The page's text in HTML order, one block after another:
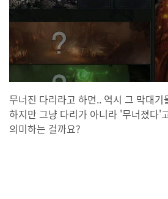
무너진 다리라고 하면.. 역시 그 막대
하지만 그냥 다리가 아니라 '무너졌다'
의미하는 걸까요?